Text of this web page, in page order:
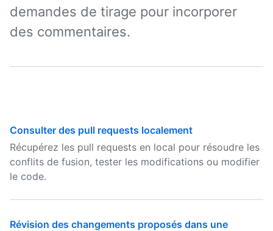
demandes de tirage pour incorporer
des commentaires.
Consulter des pull requests localement
Récupérez les pull requests en local pour résoudre les
conflits de fusion, tester les modifications ou modifier
le code.
Révision des changements proposés dans une